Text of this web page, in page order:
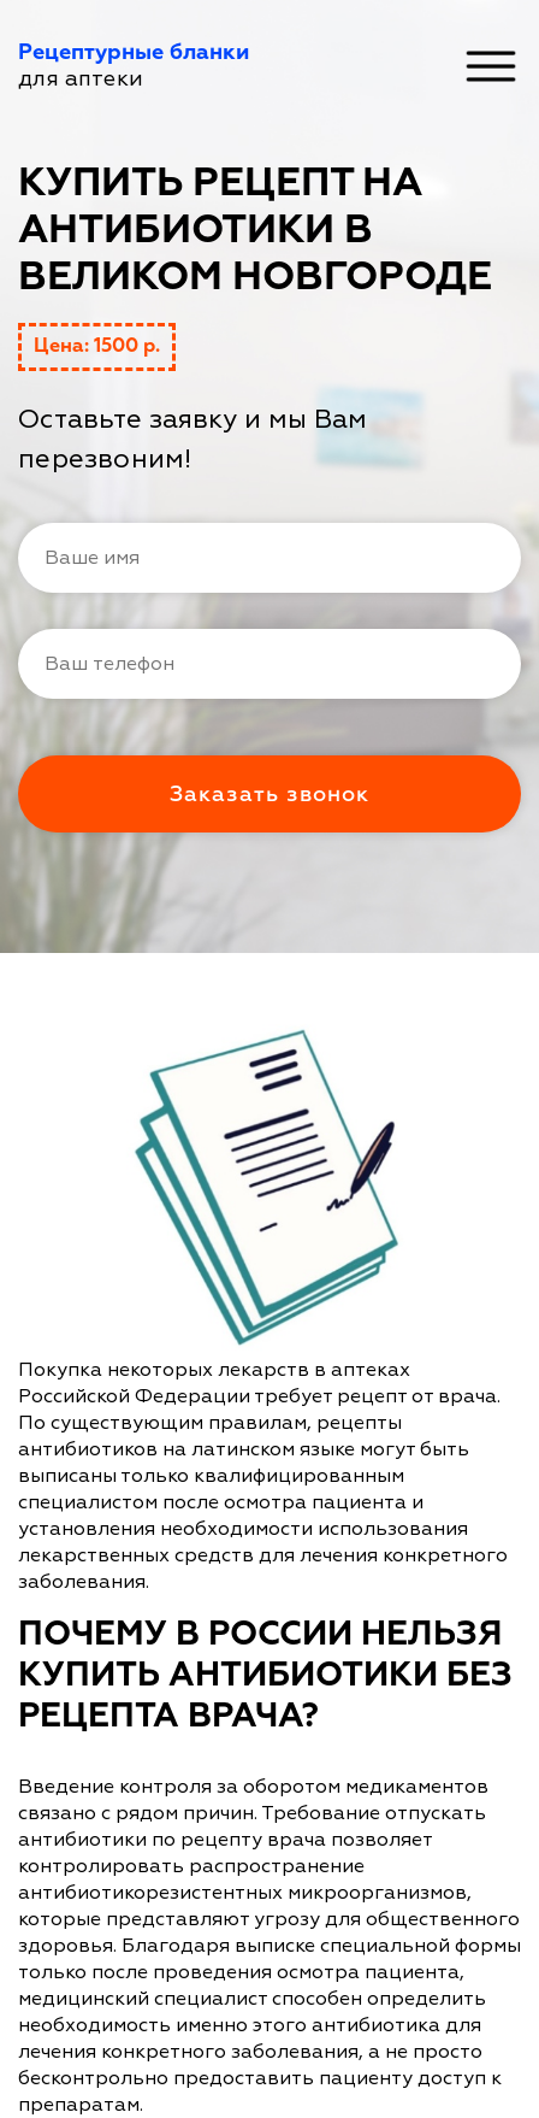
Рецептурные бланки
для аптеки
КУПИТЬ РЕЦЕПТ НА
АНТИБИОТИКИ В
ВЕЛИКОМ НОВГОРОДЕ
Цена: 1500 р.
Оставьте заявку и мы Вам
перезвоним!
Покупка некоторых лекарств в аптеках
Российской Федерации требует рецепт от врача.
По существующим правилам, рецепты
антибиотиков на латинском языке могут быть
выписаны только квалифицированным
специалистом после осмотра пациента и
установления необходимости использования
лекарственных средств для лечения конкретного
заболевания.
ПОЧЕМУ В РОССИИ НЕЛЬЗЯ
КУПИТЬ АНТИБИОТИКИ БЕЗ
РЕЦЕПТА ВРАЧА?
Введение контроля за оборотом медикаментов
связано с рядом причин. Требование отпускать
антибиотики по рецепту врача позволяет
контролировать распространение
антибиотикорезистентных микроорганизмов,
которые представляют угрозу для общественного
здоровья. Благодаря выписке специальной формы
только после проведения осмотра пациента,
медицинский специалист способен определить
необходимость именно этого антибиотика для
лечения конкретного заболевания, а не просто
бесконтрольно предоставить пациенту доступ к
препаратам.